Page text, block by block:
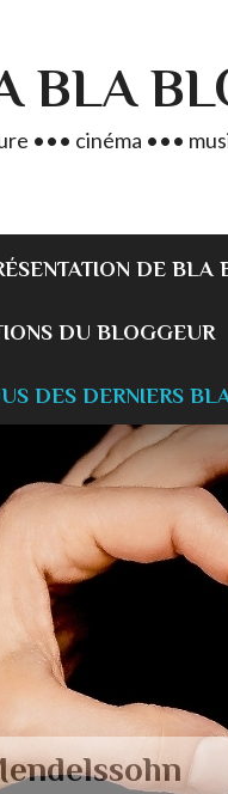
BLA
••• cinéma •••
DE BLA
DU BLOGGEUR
DES DERNIERS